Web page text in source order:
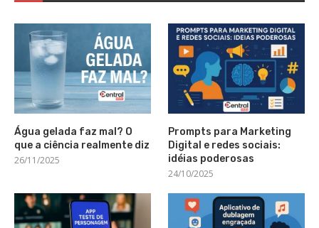
Água gelada faz mal? O
que a ciência realmente diz
26/11/2025
Prompts para Marketing
Digital e redes sociais:
idéias poderosas
24/10/2025